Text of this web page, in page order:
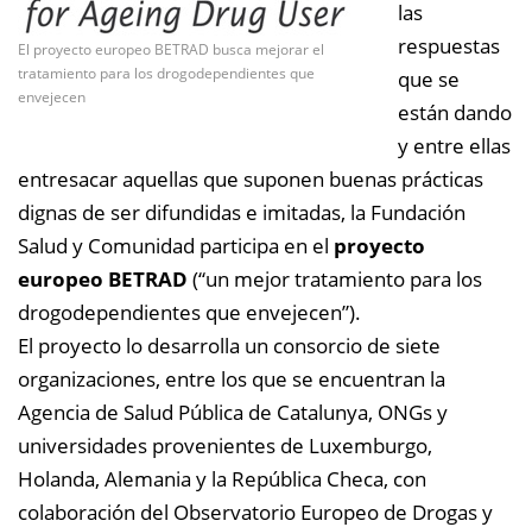
El proyecto europeo BETRAD busca mejorar el
tratamiento para los drogodependientes que
envejecen
las
respuestas
que se
están dando
y entre ellas
entresacar aquellas que suponen buenas prácticas
dignas de ser difundidas e imitadas, la Fundación
Salud y Comunidad participa en el proyecto
europeo BETRAD (“un mejor tratamiento para los
drogodependientes que envejecen”).
El proyecto lo desarrolla un consorcio de siete
organizaciones, entre los que se encuentran la
Agencia de Salud Pública de Catalunya, ONGs y
universidades provenientes de Luxemburgo,
Holanda, Alemania y la República Checa, con
colaboración del Observatorio Europeo de Drogas y